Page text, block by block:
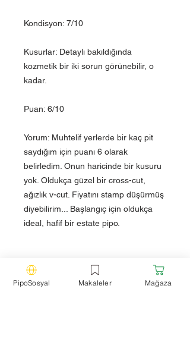
Kondisyon: 7/10
Kusurlar: Detaylı bakıldığında
kozmetik bir iki sorun görünebilir, o
kadar.
Puan: 6/10
Yorum: Muhtelif yerlerde bir kaç pit
saydığım için puanı 6 olarak
belirledim. Onun haricinde bir kusuru
yok. Oldukça güzel bir cross-cut,
ağızlık v-cut. Fiyatını stamp düşürmüş
diyebilirim... Başlangıç için oldukça
ideal, hafif bir estate pipo.
Teknik Özellikler
PipoSosyal Makaleler Mağaza